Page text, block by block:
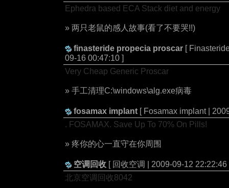
Ephedra based ECA Stack diet and energy
» 两只老鼠的感人故事(看了不要哭!!)
finasteride propecia proscar [
09-16 00:47:10 ]
Very Cheap Generic Proscar
» 手工清理C:\windows\alg.exe病毒
fosamax implant [ Fosamax implant |
. FOSAMAX. Save Up To 70% On Pills!
» 疼你的心一直守在你周围
空调回收 [ 回收空调 | 2009-09-12 22:22:46
北京空调回收8042